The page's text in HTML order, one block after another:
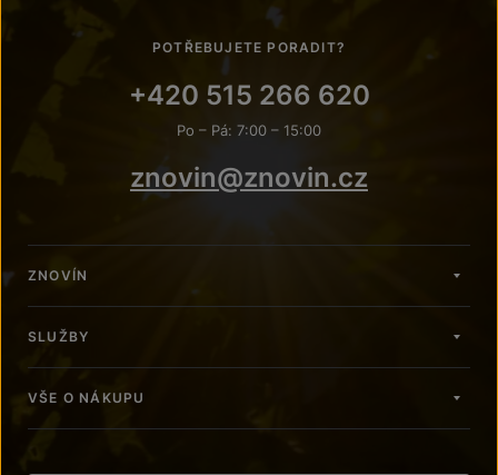
POTŘEBUJETE PORADIT?
+420 515 266 620
Po – Pá: 7:00 – 15:00
znovin@znovin.cz
ZNOVÍN
SLUŽBY
VŠE O NÁKUPU